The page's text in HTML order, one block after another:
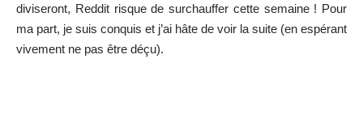
diviseront, Reddit risque de surchauffer cette semaine ! Pour
ma part, je suis conquis et j’ai hâte de voir la suite (en espérant
vivement ne pas être déçu).